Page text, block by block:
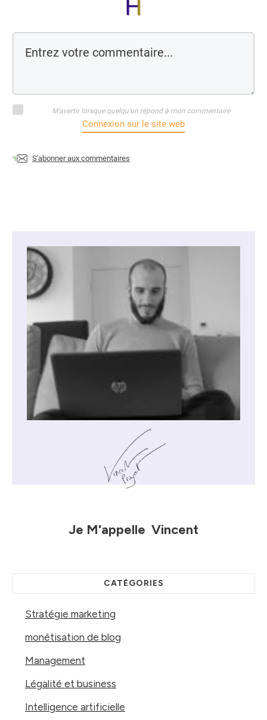
M'avertir lorsque quelqu'un répond à mon commentaire
Connexion sur le site web
S'abonner aux commentaires
Je M'appelle Vincent
CATÉGORIES
Stratégie marketing
monétisation de blog
Management
Légalité et business
Intelligence artificielle